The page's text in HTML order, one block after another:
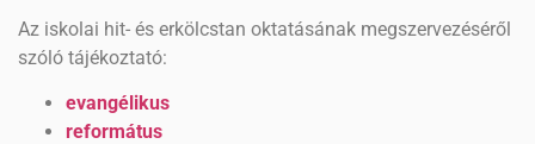
Az iskolai hit- és erkölcstan oktatásának megszervezéséről
szóló tájékoztató:
evangélikus
református